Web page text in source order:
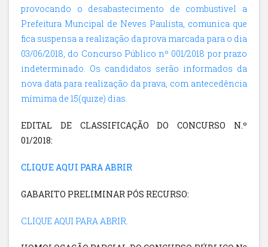
provocando o desabastecimento de combustível a
Prefeitura Muncipal de Neves Paulista, comunica que
fica suspensa a realização da prova marcada para o dia
03/06/2018, do Concurso Público nº 001/2018 por prazo
indeterminado. Os candidatos serão informados da
nova data para realização da prava, com antecedência
mímima de 15(quize) dias.
EDITAL DE CLASSIFICAÇÃO DO CONCURSO N.º
01/2018:
CLIQUE AQUI PARA ABRIR
GABARITO PRELIMINAR PÓS RECURSO:
CLIQUE AQUI PARA ABRIR.